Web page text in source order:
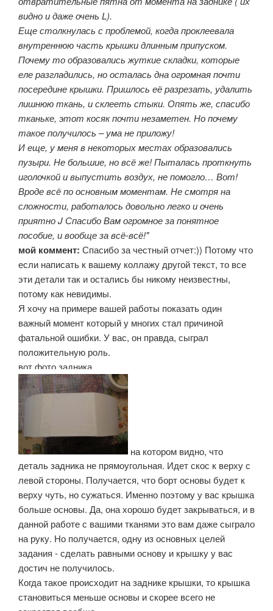
видно и даже очень L).
Еще столкнулась с проблемой, когда проклеевала
внутреннюю часть крышки длинным припуском.
Почему то образовались жуткие складки, которые
еле разгладились, но осталась дна огромная почти
посередине крышки. Пришлось её разрезать, удалить
лишнюю ткань, и склееть стыки. Опять же, спасибо
тканьке, этот косяк почти незаметен. Но почему
такое получилось – ума не приложу!
И еще, у меня в некоторых местах образовались
пузыри. Не большие, но всё же! Пыталась проткнуть
иголочкой и выпустить воздух, не помогло… Вот!
Вроде всё по основным моментам. Не смотря на
сложности, работалось довольно легко и очень
приятно J Спасибо Вам огромное за понятное
пособие, и вообще за всё-всё!"
мой коммент: Спасибо за честный отчет:)) Потому что
если написать к вашему коллажу другой текст, то все
эти детали так и остались бы никому неизвестны,
потому как невидимы.
Я хочу на примере вашей работы показать один
важный момент который у многих стал причиной
фатальной ошибки. У вас, он правда, сыграл
положительную роль.
вот фото задника
на котором видно, что
деталь задника не прямоугольная. Идет скос к верху с
левой стороны. Получается, что борт основы будет к
верху чуть, но сужаться. Именно поэтому у вас крышка
больше основы. Да, она хорошо будет закрываться, и в
данной работе с вашими тканями это вам даже сыграло
на руку. Но получается, одну из основных целей
задания - сделать равными основу и крышку у вас
достич не получилось.
Когда такое происходит на заднике крышки, то крышка
становиться меньше основы и скорее всего не